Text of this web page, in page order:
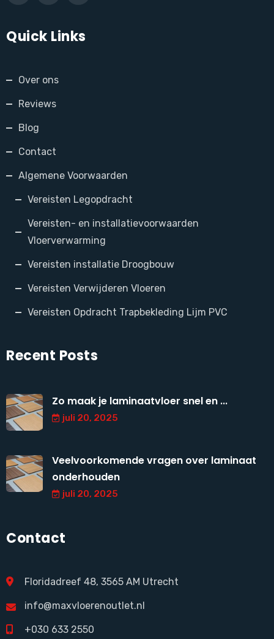
Quick Links
Over ons
Reviews
Blog
Contact
Algemene Voorwaarden
Vereisten Legopdracht
Vereisten- en installatievoorwaarden
Vloerverwarming
Vereisten installatie Droogbouw
Vereisten Verwijderen Vloeren
Vereisten Opdracht Trapbekleding Lijm PVC
Recent Posts
Zo maak je laminaatvloer snel en ...
juli 20, 2025
Veelvoorkomende vragen over laminaat
onderhouden
juli 20, 2025
Contact
Floridadreef 48, 3565 AM Utrecht
info@maxvloerenoutlet.nl
+030 633 2550